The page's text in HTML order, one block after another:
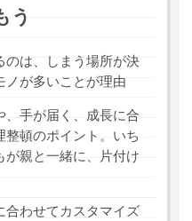
う
のは、しまう場所が決
ノが多いことが理由
、手が届く、成長に合
整頓のポイント。いち
が親と一緒に、片付け
合わせてカスタマイズ